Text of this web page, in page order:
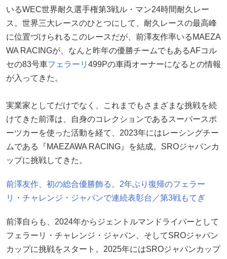
いるWEC世界耐久選手権第3戦ル・マン24時間耐久レー
ス。世界三大レースのひとつにして、耐久レースの最高峰
に位置づけられるこのレースだが、前澤友作率いるMAEZA
WA RACINGが、なんと昨年の優勝チームでもあるAFコル
セの83号車フェラーリ 499Pの車両オーナーになるとの情報
が入ってきた。
実業家としてだけでなく、これまでもさまざまな挑戦を続
けてきた前澤は、自身のコレクションであるスーパースポ
ーツカーを使った活動を経て、2023年にはレーシングチー
ムである『MAEZAWA RACING』を結成。SROジャパンカ
ップに挑戦してきた。
前澤友作、初の総合優勝飾る。2年ぶり復帰のフェラー
リ・チャレンジ・ジャパンで連続表彰台／第3戦もてぎ
前澤自らも、2024年からジェントルマンドライバーとして
フェラーリ・チャレンジ・ジャパン、そしてSROジャパン
カップに挑戦をスタート。2025年にはSROジャパンカップ